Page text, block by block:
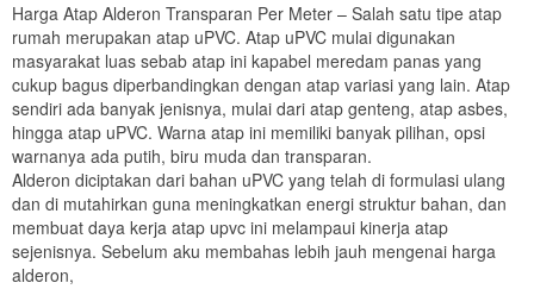
Harga Atap Alderon Transparan Per Meter – Salah satu tipe atap
rumah merupakan atap uPVC. Atap uPVC mulai digunakan
masyarakat luas sebab atap ini kapabel meredam panas yang
cukup bagus diperbandingkan dengan atap variasi yang lain. Atap
sendiri ada banyak jenisnya, mulai dari atap genteng, atap asbes,
hingga atap uPVC. Warna atap ini memiliki banyak pilihan, opsi
warnanya ada putih, biru muda dan transparan.
Alderon diciptakan dari bahan uPVC yang telah di formulasi ulang
dan di mutahirkan guna meningkatkan energi struktur bahan, dan
membuat daya kerja atap upvc ini melampaui kinerja atap
sejenisnya. Sebelum aku membahas lebih jauh mengenai harga
alderon,